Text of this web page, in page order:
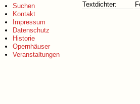
Suchen
Kontakt
Impressum
Datenschutz
Historie
Opernhäuser
Veranstaltungen
Textdichter: